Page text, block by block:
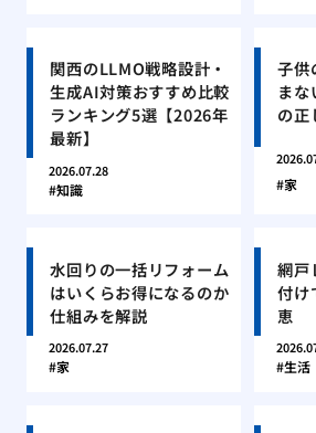
関西のLLMO戦略設計・
生成AI対策おすすめ比較
ランキング5選【2026年
最新】
2026.07.28
知識
子供
まな
の正
家
水回りの一括リフォーム
はいくらお得になるのか
仕組みを解説
2026.07.27
家
網戸
付け
恵
生活